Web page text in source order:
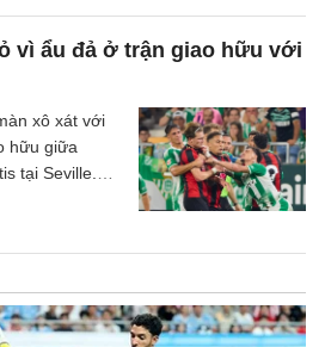
vì ẩu đả ở trận giao hữu với
xô xát với
hữu giữa
tại Seville.